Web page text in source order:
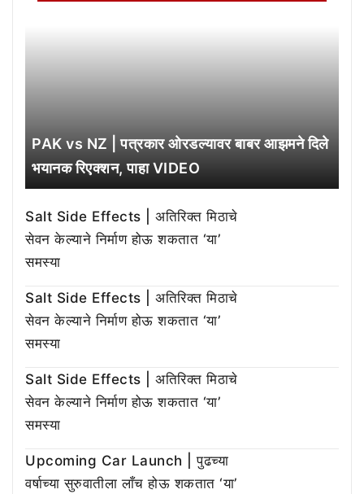
PAK vs NZ | पत्रकार ओरडल्यावर बाबर आझमने दिले
भयानक रिएक्शन, पाहा VIDEO
Salt Side Effects | अतिरिक्त मिठाचे
सेवन केल्याने निर्माण होऊ शकतात ‘या’
समस्या
Salt Side Effects | अतिरिक्त मिठाचे
सेवन केल्याने निर्माण होऊ शकतात ‘या’
समस्या
Salt Side Effects | अतिरिक्त मिठाचे
सेवन केल्याने निर्माण होऊ शकतात ‘या’
समस्या
Upcoming Car Launch | पुढच्या
वर्षाच्या सुरुवातीला लाँच होऊ शकतात ‘या’